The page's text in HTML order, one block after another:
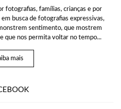
fotografias, famílias, crianças e por
busca de fotografias expressivas,
sentimento, que mostrem
que nos permita voltar no tempo...
mais